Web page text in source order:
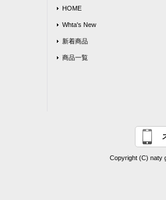
HOME
Whta's New
新着商品
商品一覧
Copyright (C) naty